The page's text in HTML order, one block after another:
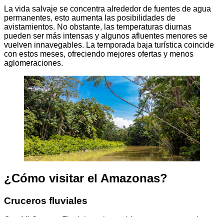
La vida salvaje se concentra alrededor de fuentes de agua
permanentes, esto aumenta las posibilidades de
avistamientos. No obstante, las temperaturas diurnas
pueden ser más intensas y algunos afluentes menores se
vuelven innavegables. La temporada baja turística coincide
con estos meses, ofreciendo mejores ofertas y menos
aglomeraciones.
¿Cómo visitar el Amazonas?
Cruceros fluviales